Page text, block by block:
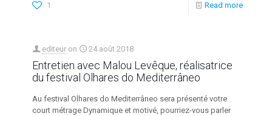
1 Read more
editeur on 24 août 2018
Entretien avec Malou Levêque, réalisatrice
du festival Olhares do Mediterrâneo
Au festival Olhares do Mediterrâneo sera présenté votre
court métrage Dynamique et motivé, pourriez-vous parler